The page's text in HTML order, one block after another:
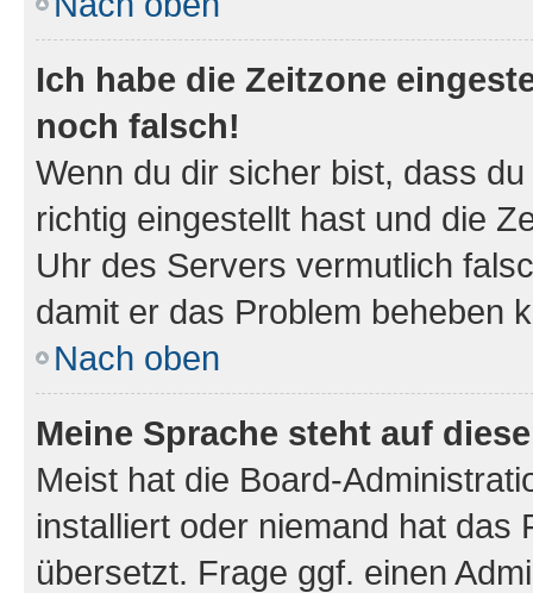
Ich habe die Zeitzone
noch falsch!
Wenn du dir sicher bist, dass
richtig eingestellt hast und die
Uhr des Servers vermutlich
damit er das Problem beheben
Nach oben
Meine Sprache steht auf
Meist hat die Board-
installiert oder niemand hat das
übersetzt. Frage ggf. einen